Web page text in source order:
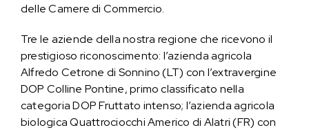
delle Camere di Commercio.
Tre le aziende della nostra regione che ricevono il
prestigioso riconoscimento: l’azienda agricola
Alfredo Cetrone di Sonnino (LT) con l’extravergine
DOP Colline Pontine, primo classificato nella
categoria DOP Fruttato intenso; l’azienda agricola
biologica Quattrociocchi Americo di Alatri (FR) con